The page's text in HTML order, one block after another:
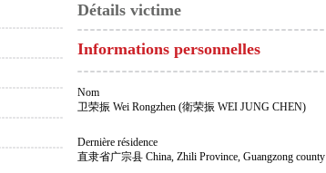
Détails victime
Informations personnelles
Nom
卫荣振 Wei Rongzhen (衛荣振 WEI JUNG CHEN)
Dernière résidence
直隶省广宗县 China, Zhili Province, Guangzong county